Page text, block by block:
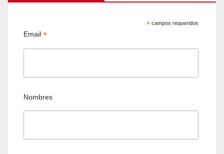
* campos requeridos
Email*
Nombres